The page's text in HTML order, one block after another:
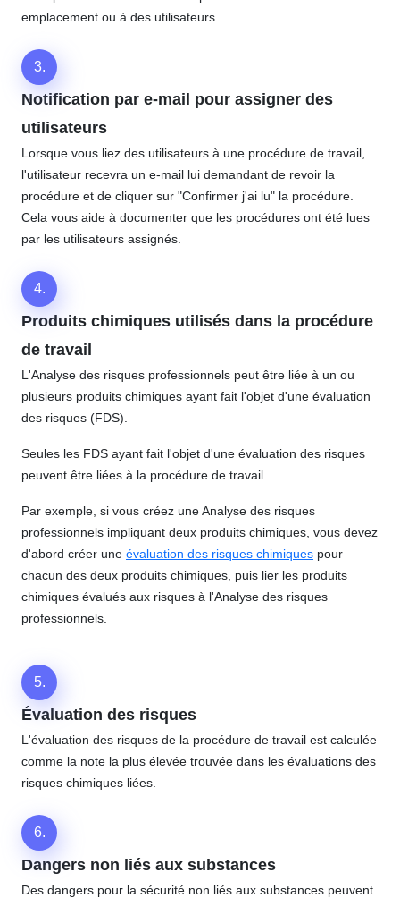
emplacement ou à des utilisateurs.
3.
Notification par e-mail pour assigner des
utilisateurs
Lorsque vous liez des utilisateurs à une procédure de travail,
l'utilisateur recevra un e-mail lui demandant de revoir la
procédure et de cliquer sur "Confirmer j'ai lu" la procédure.
Cela vous aide à documenter que les procédures ont été lues
par les utilisateurs assignés.
4.
Produits chimiques utilisés dans la procédure
de travail
L'Analyse des risques professionnels peut être liée à un ou
plusieurs produits chimiques ayant fait l'objet d'une évaluation
des risques (FDS).
Seules les FDS ayant fait l'objet d'une évaluation des risques
peuvent être liées à la procédure de travail.
Par exemple, si vous créez une Analyse des risques
professionnels impliquant deux produits chimiques, vous devez
d'abord créer une évaluation des risques chimiques pour
chacun des deux produits chimiques, puis lier les produits
chimiques évalués aux risques à l'Analyse des risques
professionnels.
5.
Évaluation des risques
L'évaluation des risques de la procédure de travail est calculée
comme la note la plus élevée trouvée dans les évaluations des
risques chimiques liées.
6.
Dangers non liés aux substances
Des dangers pour la sécurité non liés aux substances peuvent